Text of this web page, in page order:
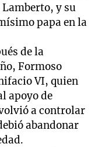
y su
papa en la
de la
Formoso
VI, quien
apoyo de
a controlar
abandonar